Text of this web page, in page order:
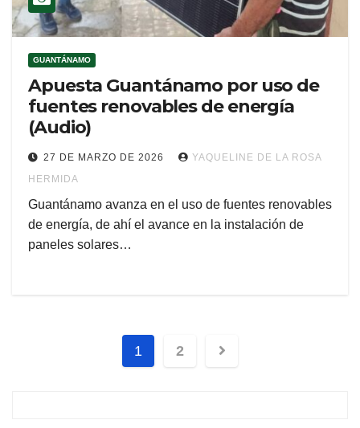
GUANTÁNAMO
Apuesta Guantánamo por uso de
fuentes renovables de energía
(Audio)
27 DE MARZO DE 2026
YAQUELINE DE LA ROSA
HERMIDA
Guantánamo avanza en el uso de fuentes renovables
de energía, de ahí el avance en la instalación de
paneles solares…
1 2